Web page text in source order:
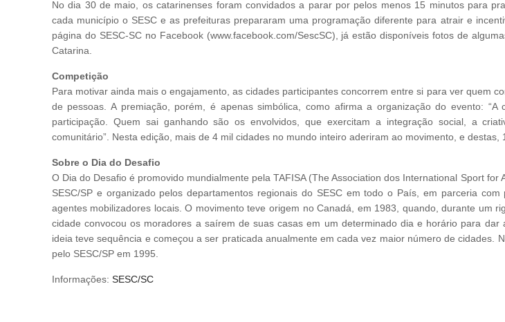
No dia 30 de maio, os catarinenses foram convidados a parar por pelos menos 15 minutos para
cada município o SESC e as prefeituras prepararam uma programação diferente para atrair e
página do SESC-SC no Facebook (www.facebook.com/SescSC), já estão disponíveis fotos de
Catarina.
Competição
Para motivar ainda mais o engajamento, as cidades participantes concorrem entre si para ver quem
de pessoas. A premiação, porém, é apenas simbólica, como afirma a organização do evento: “A
participação. Quem sai ganhando são os envolvidos, que exercitam a integração social, a
comunitário”. Nesta edição, mais de 4 mil cidades no mundo inteiro aderiram ao movimento, e destas,
Sobre o Dia do Desafio
O Dia do Desafio é promovido mundialmente pela TAFISA (The Association dos International Sport for
SESC/SP e organizado pelos departamentos regionais do SESC em todo o País, em parceria
agentes mobilizadores locais. O movimento teve origem no Canadá, em 1983, quando, durante um
cidade convocou os moradores a saírem de suas casas em um determinado dia e horário para dar
ideia teve sequência e começou a ser praticada anualmente em cada vez maior número de cidades.
pelo SESC/SP em 1995.
Informações: SESC/SC